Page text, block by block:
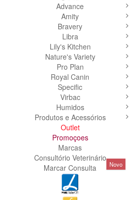
Advance
Amity
Bravery
Libra
Lily's Kitchen
Nature's Variety
Pro Plan
Royal Canin
Specific
Virbac
Humidos
Produtos e Acessórios
Outlet
Promoçoes
Marcas
Consultório Veterinário
Marcar Consulta
Novo